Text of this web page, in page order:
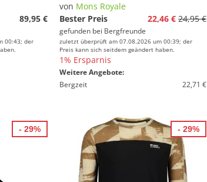
89,95 €
00:43; der
von Mons Royale
Bester Preis
22,46 € 24,95 €
gefunden bei Bergfreunde
zuletzt überprüft am 07.08.2026 um 00:39; der
Preis kann sich seitdem geändert haben.
1% Ersparnis
Weitere Angebote:
Bergzeit
22,71 €
- 29% - 29%